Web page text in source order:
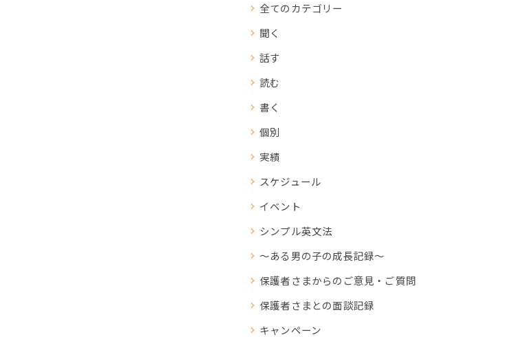
全てのカテゴリー
聞く
話す
読む
書く
個別
実績
スケジュール
イベント
シンプル英文法
～ある男の子の成長記録～
保護者さまからのご意見・ご質問
保護者さまとの面談記録
キャンペーン